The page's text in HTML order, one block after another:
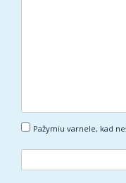
Pažymiu varnele, kad